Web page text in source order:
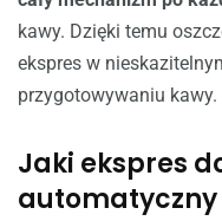
kawy. Dzięki temu
ekspres w
przygotowywaniu kawy.
Jaki ekspres